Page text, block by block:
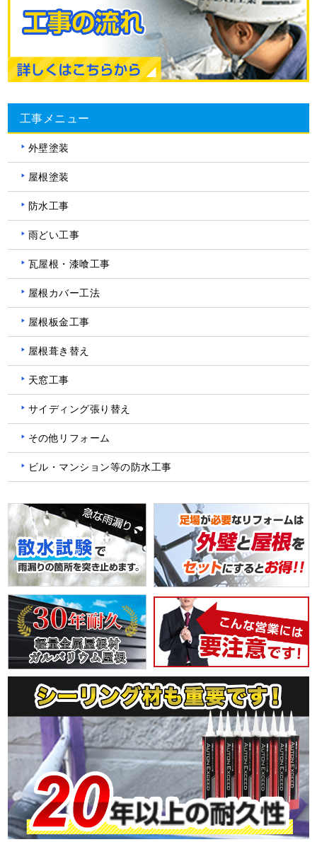
工事メニュー
外壁塗装
屋根塗装
防水工事
雨どい工事
瓦屋根・漆喰工事
屋根カバー工法
屋根板金工事
屋根葺き替え
天窓工事
サイディング張り替え
その他リフォーム
ビル・マンション等の防水工事